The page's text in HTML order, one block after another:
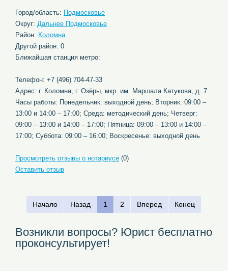
Город/область: Подмосковье
Округ: Дальнее Подмосковье
Район: Коломна
Другой район: 0
Ближайшая станция метро:
Телефон: +7 (496) 704-47-33
Адрес: г. Коломна, г. Озёры, мкр. им. Маршала Катукова, д. 7
Часы работы: Понедельник: выходной день; Вторник: 09:00 –
13:00 и 14:00 – 17:00; Среда: методический день; Четверг:
09:00 – 13:00 и 14:00 – 17:00; Пятница: 09:00 – 13:00 и 14:00 –
17:00; Суббота: 09:00 – 16:00; Воскресенье: выходной день
Просмотреть отзывы о нотариусе (0)
Оставить отзыв
Начало Назад 1 2 Вперед Конец
Возникли вопросы? Юрист бесплатно
проконсультирует!